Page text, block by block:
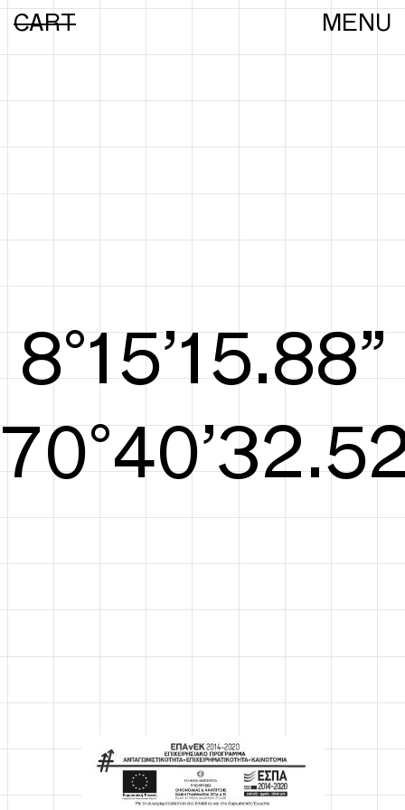
CART MENU
8°15’15.97”